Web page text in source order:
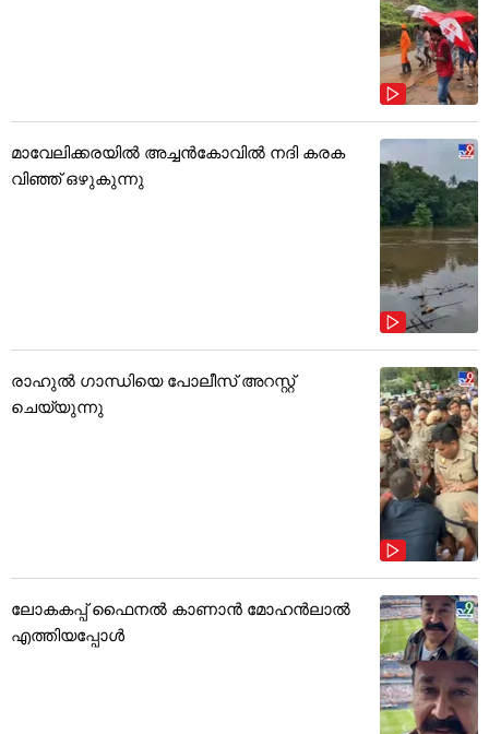
മാവേലിക്കരയിൽ അച്ചൻകോവിൽ നദി കരക
വിഞ്ഞ് ഒഴുകുന്നു
രാഹുൽ ഗാന്ധിയെ പോലീസ് അറസ്റ്റ്
ചെയ്യുന്നു
ലോകകപ്പ് ഫൈനൽ കാണാൻ മോഹൻലാൽ
എത്തിയപ്പോൾ